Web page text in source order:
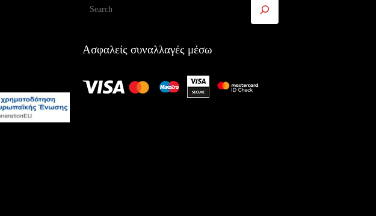
Ασφαλείς συναλλαγές μέσω